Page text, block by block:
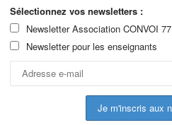
Sélectionnez vos newsletters :
Newsletter Association CONVOI 77
Newsletter pour les enseignants